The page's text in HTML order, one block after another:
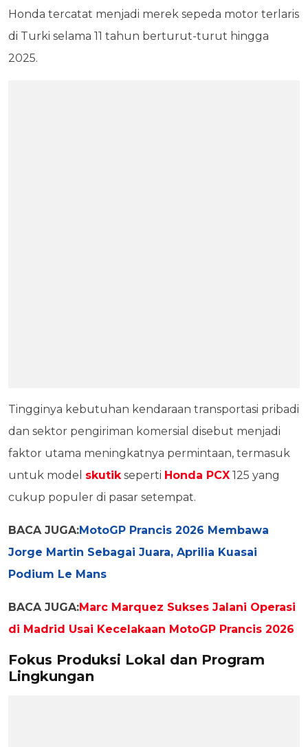
Honda tercatat menjadi merek sepeda motor terlaris
di Turki selama 11 tahun berturut-turut hingga
2025.
Tingginya kebutuhan kendaraan transportasi pribadi
dan sektor pengiriman komersial disebut menjadi
faktor utama meningkatnya permintaan, termasuk
untuk model skutikseperti Honda PCX 125 yang
cukup populer di pasar setempat.
BACA JUGA:MotoGP Prancis 2026 Membawa
Jorge Martin Sebagai Juara, Aprilia Kuasai
Podium Le Mans
BACA JUGA:Marc Marquez Sukses Jalani Operasi
di Madrid Usai Kecelakaan MotoGP Prancis 2026
Fokus Produksi Lokal dan Program
Lingkungan